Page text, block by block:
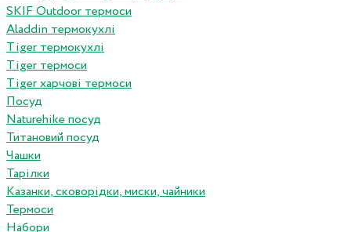
SKIF Outdoor термоси
Aladdin термокухлі
Tiger термокухлі
Tiger термоси
Tiger харчові термоси
Посуд
Naturehike посуд
Титановий посуд
Чашки
Тарілки
Казанки, сковорідки, миски, чайники
Термоси
Набори